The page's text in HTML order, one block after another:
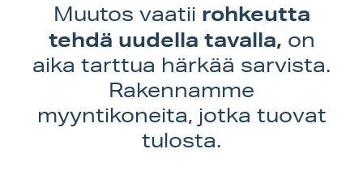
Muutos vaatii rohkeutta
tehdä uudella tavalla, on
aika tarttua härkää sarvista.
Rakennamme
myyntikoneita, jotka tuovat
tulosta.